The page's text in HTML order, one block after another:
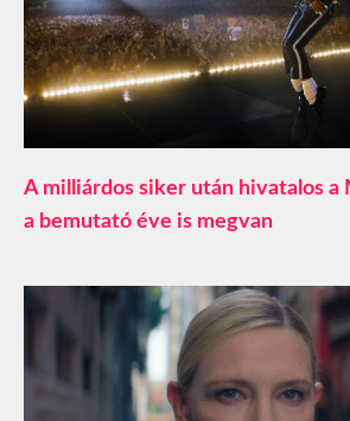
A milliárdos siker után hivatalos a
a bemutató éve is megvan